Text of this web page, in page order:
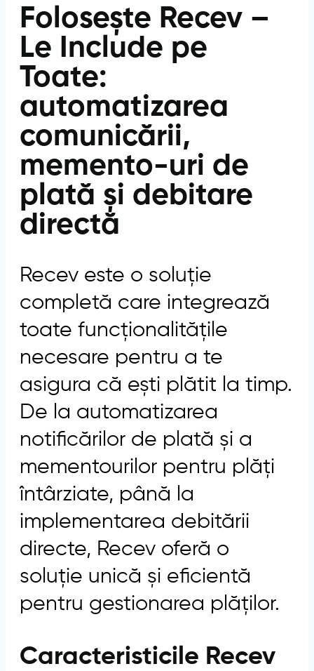
Folosește Recev –
Le Include pe
Toate:
automatizarea
comunicării,
memento-uri de
plată și debitare
directă
Recev este o soluție
completă care integrează
toate funcționalitățile
necesare pentru a te
asigura că ești plătit la timp.
De la automatizarea
notificărilor de plată și a
mementourilor pentru plăți
întârziate, până la
implementarea debitării
directe, Recev oferă o
soluție unică și eficientă
pentru gestionarea plăților.
Caracteristicile Recev